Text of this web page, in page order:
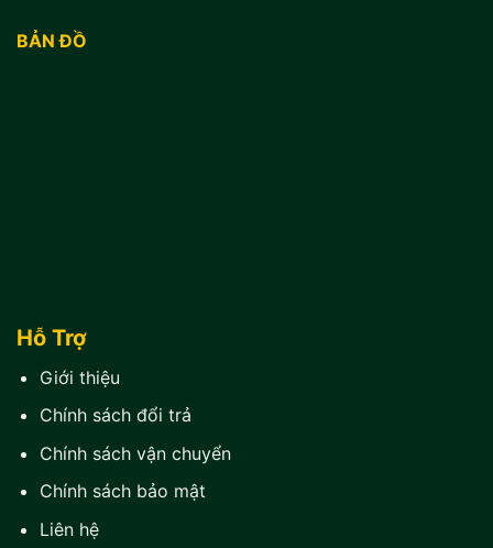
BẢN ĐỒ
Hỗ Trợ
Giới thiệu
Chính sách đổi trả
Chính sách vận chuyển
Chính sách bảo mật
Liên hệ